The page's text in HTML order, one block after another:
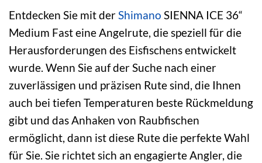
Entdecken Sie mit derShimano SIENNA ICE 36“
Medium Fast eine Angelrute, die speziell für die
Herausforderungen des Eisfischens entwickelt
wurde. Wenn Sie auf der Suche nach einer
zuverlässigen und präzisen Rute sind, die Ihnen
auch bei tiefen Temperaturen beste Rückmeldung
gibt und das Anhaken von Raubfischen
ermöglicht, dann ist diese Rute die perfekte Wahl
für Sie. Sie richtet sich an engagierte Angler, die